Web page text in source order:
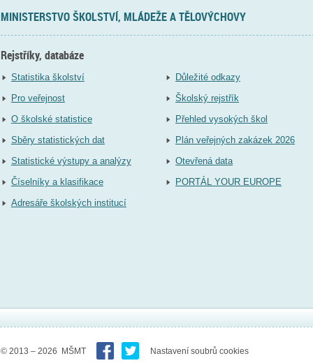
MINISTERSTVO ŠKOLSTVÍ, MLÁDEŽE A TĚLOVÝCHOVY
Rejstříky, databáze
Statistika školství
Pro veřejnost
O školské statistice
Sběry statistických dat
Statistické výstupy a analýzy
Číselníky a klasifikace
Adresáře školských institucí
Důležité odkazy
Školský rejstřík
Přehled vysokých škol
Plán veřejných zakázek 2026
Otevřená data
PORTÁL YOUR EUROPE
© 2013 – 2026 MŠMT Nastavení soubrů cookies